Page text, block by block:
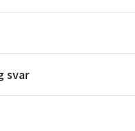
svar